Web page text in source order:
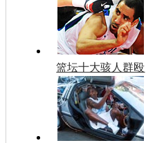
篮坛十大骇人群殴